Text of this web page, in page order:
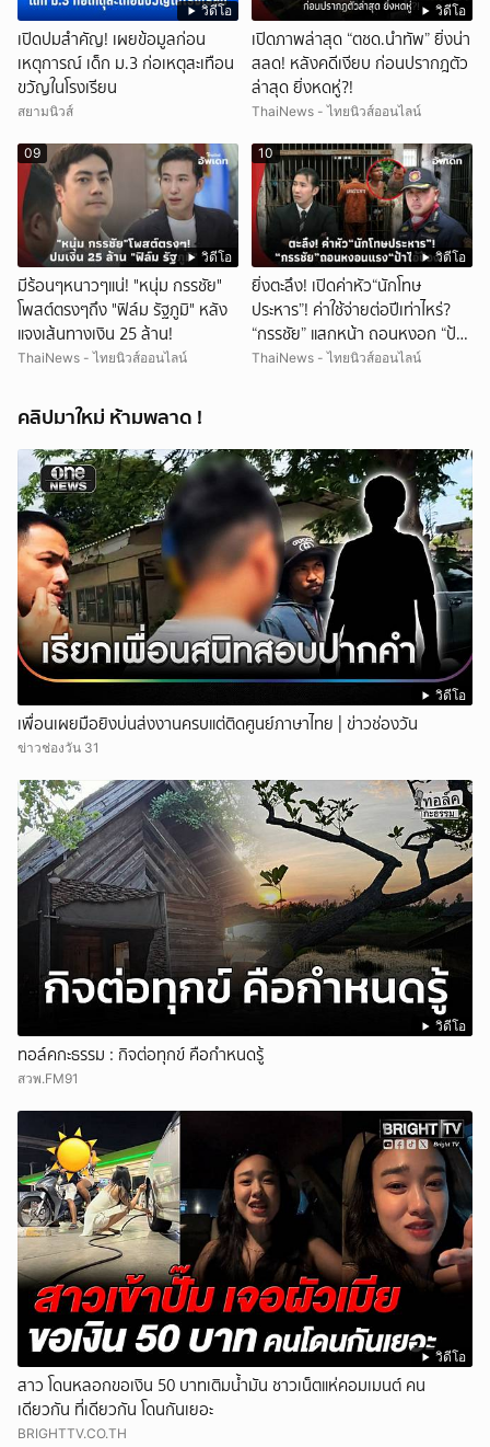
วิดีโอ
เปิดปมสำคัญ! เผยข้อมูลก่อน
เหตุการณ์ เด็ก ม.3 ก่อเหตุสะเทือน
ขวัญในโรงเรียน
สยามนิวส์
วิดีโอ
เปิดภาพล่าสุด “ตชด.นำทัพ” ยิ่งน่า
สลด! หลังคดีเงียบ ก่อนปรากฎตัว
ล่าสุด ยิ่งหดหู่?!
ThaiNews - ไทยนิวส์ออนไลน์
วิดีโอ
09
มีร้อนๆหนาวๆแน่! "หนุ่ม กรรชัย"
โพสต์ตรงๆถึง "ฟิล์ม รัฐภูมิ" หลัง
แจงเส้นทางเงิน 25 ล้าน!
ThaiNews - ไทยนิวส์ออนไลน์
วิดีโอ
10
ยิ่งตะลึง! เปิดค่าหัว“นักโทษ
ประหาร”! ค่าใช้จ่ายต่อปีเท่าไหร่?
“กรรชัย” แสกหน้า ถอนหงอก “ป้า
ป๋อง”!
ThaiNews - ไทยนิวส์ออนไลน์
คลิปมาใหม่ ห้ามพลาด !
วิดีโอ
เพื่อนเผยมือยิงบ่นส่งงานครบแต่ติดศูนย์ภาษาไทย | ข่าวช่องวัน
ข่าวช่องวัน 31
วิดีโอ
ทอล์คกะธรรม : กิจต่อทุกข์ คือกำหนดรู้
สวพ.FM91
วิดีโอ
สาว โดนหลอกขอเงิน 50 บาทเติมน้ำมัน ชาวเน็ตแห่คอมเมนต์ คน
เดียวกัน ที่เดียวกัน โดนกันเยอะ
BRIGHTTV.CO.TH